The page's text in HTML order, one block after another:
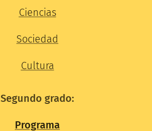
Ciencias
Sociedad
Cultura
Segundo grado:
Programa